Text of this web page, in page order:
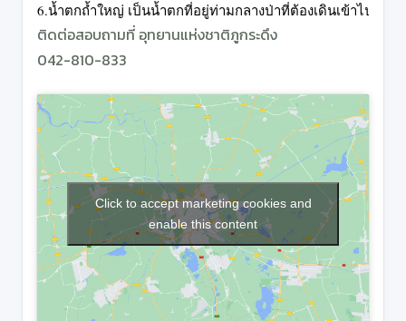
6.น้ำตกถ้ำใหญ่ เป็นน้ำตกที่อยู่ท่ามกลางป่าที่ต้องเดินเข้าไปด้าน
ติดต่อสอบถามที่ อุทยานแห่งชาติภูกระดึง
042-810-833
Click to accept marketing cookies and
enable this content